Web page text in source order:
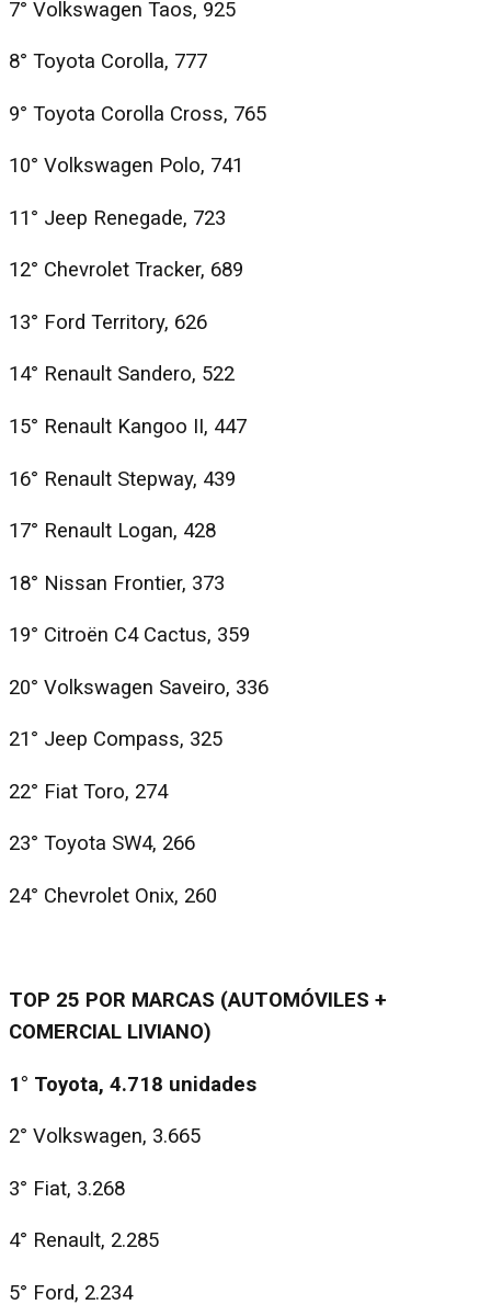
7° Volkswagen Taos, 925
8° Toyota Corolla, 777
9° Toyota Corolla Cross, 765
10° Volkswagen Polo, 741
11° Jeep Renegade, 723
12° Chevrolet Tracker, 689
13° Ford Territory, 626
14° Renault Sandero, 522
15° Renault Kangoo II, 447
16° Renault Stepway, 439
17° Renault Logan, 428
18° Nissan Frontier, 373
19° Citroën C4 Cactus, 359
20° Volkswagen Saveiro, 336
21° Jeep Compass, 325
22° Fiat Toro, 274
23° Toyota SW4, 266
24° Chevrolet Onix, 260
TOP 25 POR MARCAS (AUTOMÓVILES +
COMERCIAL LIVIANO)
1° Toyota, 4.718 unidades
2° Volkswagen, 3.665
3° Fiat, 3.268
4° Renault, 2.285
5° Ford, 2.234